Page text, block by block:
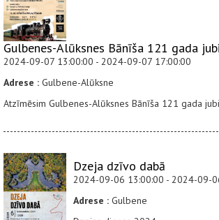
Gulbenes-Alūksnes Bānīša 121 gada
2024-09-07 13:00:00 - 2024-09-07 17:00:00
Adrese : Gulbene-Alūksne
Atzīmēsim Gulbenes-Alūksnes Bānīša 121 gada
Dzeja dzīvo dabā
2024-09-06 13:00:00 - 2024-09-
Adrese : Gulbene